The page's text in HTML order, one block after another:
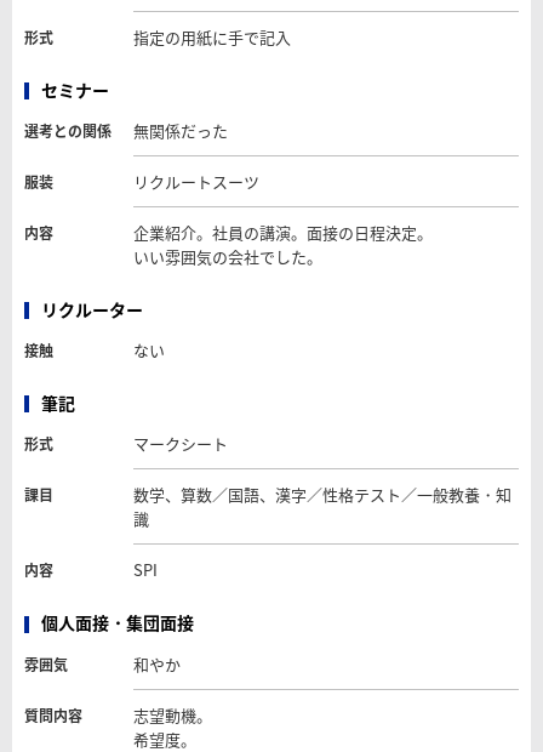
形式 指定の用紙に手で記入
セミナー
選考との関係 無関係だった
服装 リクルートスーツ
内容
企業紹介。社員の講演。面接の日程決定。
いい雰囲気の会社でした。
リクルーター
接触 ない
筆記
形式 マークシート
課目
数学、算数／国語、漢字／性格テスト／一般教養・知
識
内容 SPI
個人面接・集団面接
雰囲気 和やか
質問内容
志望動機。
希望度。